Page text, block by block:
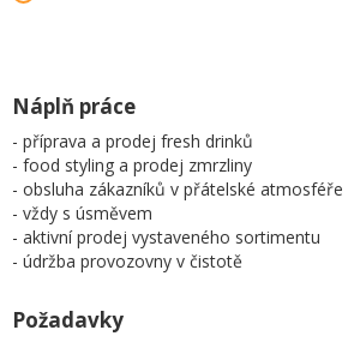
Náplň práce
- příprava a prodej fresh drinků
- food styling a prodej zmrzliny
- obsluha zákazníků v přátelské atmosféře
- vždy s úsměvem
- aktivní prodej vystaveného sortimentu
- údržba provozovny v čistotě
Požadavky